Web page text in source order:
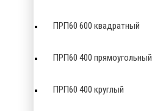
ПРП60 600 квадратный
ПРП60 400 прямоугольный
ПРП60 400 круглый